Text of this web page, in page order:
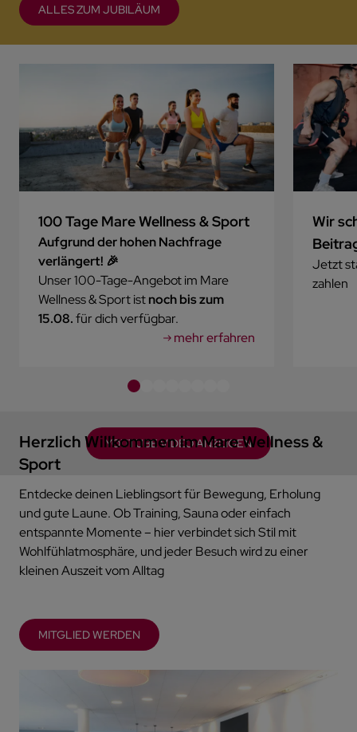
ALLES ZUM JUBILÄUM
100 Tage Mare Wellness & Sport
Aufgrund der hohen Nachfrage
verlängert! 🎉
Unser 100-Tage-Angebot im Mare
Wellness & Sport istnoch bis zum
15.08.für dich verfügbar.
mehr erfahren
Wir
Jetzt
zahlen
YOUTUBE VIDEO ANZEIGEN
Herzlich Willkommen im Mare Wellness &
Sport
Entdecke deinen Lieblingsort für Bewegung, Erholung
und gute Laune. Ob Training, Sauna oder einfach
entspannte Momente – hier verbindet sich Stil mit
Wohlfühlatmosphäre, und jeder Besuch wird zu einer
kleinen Auszeit vom Alltag
MITGLIED WERDEN